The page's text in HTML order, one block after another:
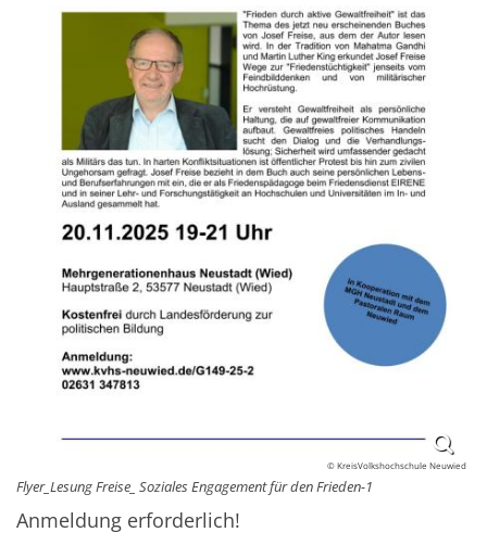
© KreisVolkshochschule Neuwied
Flyer_Lesung Freise_ Soziales Engagement für den Frieden-1
Anmeldung erforderlich!